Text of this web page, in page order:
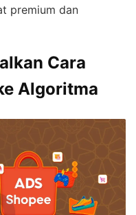
premium dan
Cara
Algoritma